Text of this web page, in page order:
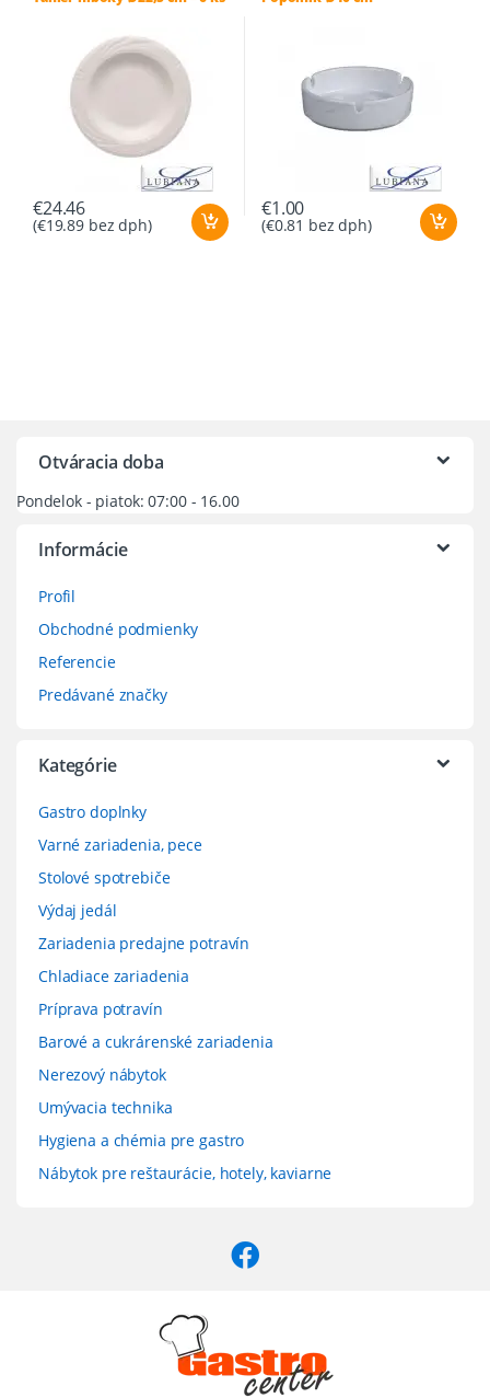
€24.46
(€19.89 bez dph)
€1.00
(€0.81 bez dph)
Otváracia doba
Pondelok - piatok: 07:00 - 16.00
Informácie
Profil
Obchodné podmienky
Referencie
Predávané značky
Kategórie
Gastro doplnky
Varné zariadenia, pece
Stolové spotrebiče
Výdaj jedál
Zariadenia predajne potravín
Chladiace zariadenia
Príprava potravín
Barové a cukrárenské zariadenia
Nerezový nábytok
Umývacia technika
Hygiena a chémia pre gastro
Nábytok pre reštaurácie, hotely, kaviarne